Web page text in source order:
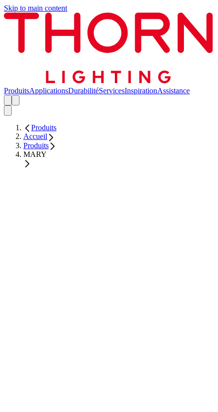
Skip to main content
ProduitsApplicationsDurabilitéServicesInspirationAssistance
Produits
Accueil
Produits
MARY